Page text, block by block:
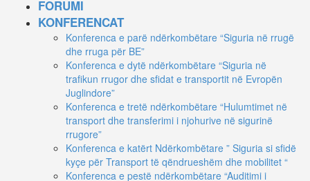
FORUMI
KONFERENCAT
Konferenca e parë ndërkombëtare “Siguria në rrugë
dhe rruga për BE”
Konferenca e dytë ndërkombëtare “Siguria në
trafikun rrugor dhe sfidat e transportit në Evropën
Juglindore”
Konferenca e tretë ndërkombëtare “Hulumtimet në
transport dhe transferimi i njohurive në sigurinë
rrugore”
Konferenca e katërt Ndërkombëtare ” Siguria si sfidë
kyçe për Transport të qëndrueshëm dhe mobilitet “
Konferenca e pestë ndërkombëtare “Auditimi i